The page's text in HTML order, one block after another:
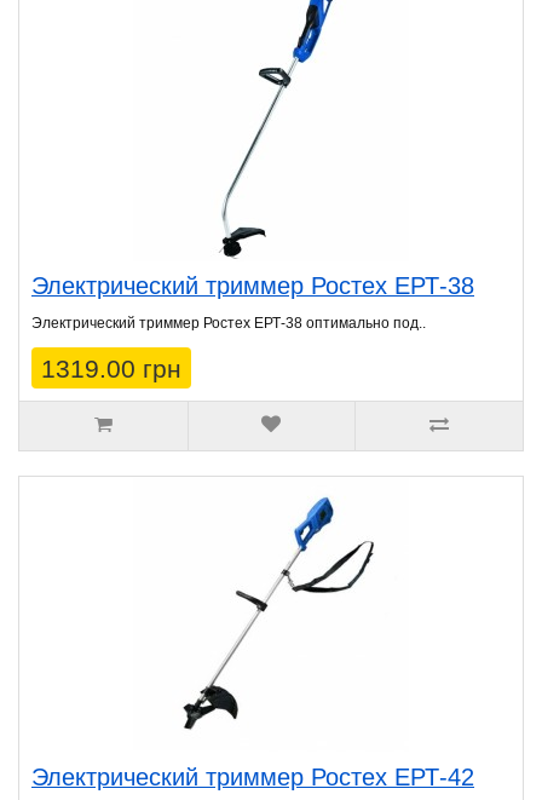
Электрический триммер Ростех ЕРТ-38
Электрический триммер Ростех ЕРТ-38 оптимально под..
1319.00 грн
Электрический триммер Ростех ЕРТ-42